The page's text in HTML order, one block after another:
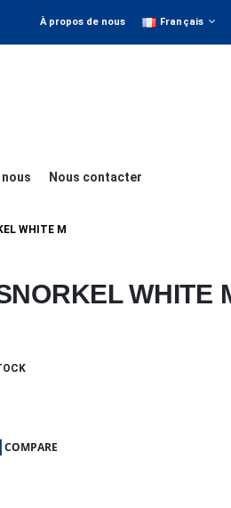
À propos de nous Français
Nous contacter
WHITE M
WHITE
COMPARE